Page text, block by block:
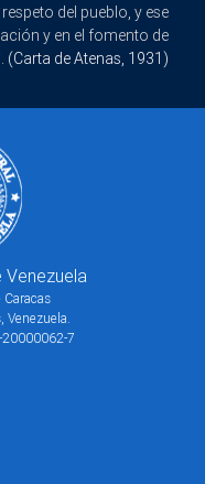
del pueblo, y ese
y en el fomento de
(Carta de Atenas, 1931)
Venezuela
Venezuela.
20000062-7